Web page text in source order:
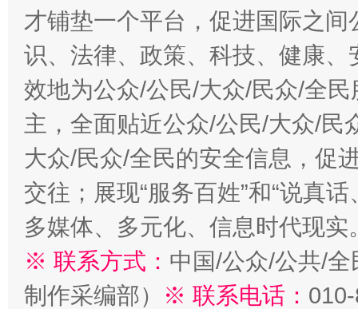
才铺垫一个平台，促进国际之
识、法律、政策、科技、健康
效地为公众/公民/大众/民众/全
主，全面贴近公众/公民/大众/民
大众/民众/全民的安全信息，促
交往；展现“服务百姓”和“说真
多媒体、多元化、信息时代现实
※ 联系方式： 中国/公众/公共/
制作采编部）
※ 联系电话：